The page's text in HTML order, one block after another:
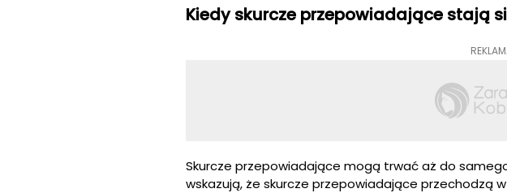
Kiedy skurcze przepowiadające stają
Skurcze przepowiadające mogą trwać aż do
wskazują, że skurcze przepowiadające przechodzą